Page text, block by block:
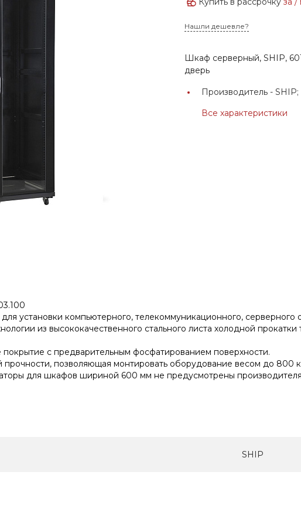
Нашли дешевле?
Шкаф серверный, SHIP,
дверь
Производитель -SHIP;
Все характеристики
установки компьютерного, телекоммуникационного, серверного
из высококачественного стального листа холодной
с предварительным фосфатированием поверхности.
позволяющая монтировать оборудование весом до 800
для шкафов шириной 600 мм не предусмотрены
SHIP